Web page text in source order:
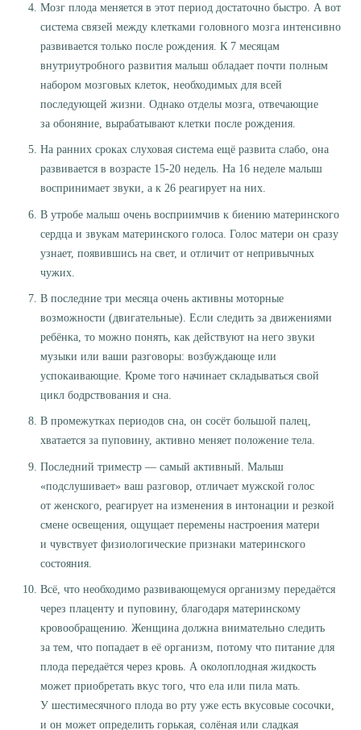
Мозг плода меняется в этот период достаточно быстро. А вот
система связей между клетками головного мозга интенсивно
развивается только после рождения. К 7 месяцам
внутриутробного развития малыш обладает почти полным
набором мозговых клеток, необходимых для всей
последующей жизни. Однако отделы мозга, отвечающие
за обоняние, вырабатывают клетки после рождения.
На ранних сроках слуховая система ещё развита слабо, она
развивается в возрасте 15-20 недель. На 16 неделе малыш
воспринимает звуки, а к 26 реагирует на них.
В утробе малыш очень восприимчив к биению материнского
сердца и звукам материнского голоса. Голос матери он сразу
узнает, появившись на свет, и отличит от непривычных
чужих.
В последние три месяца очень активны моторные
возможности (двигательные). Если следить за движениями
ребёнка, то можно понять, как действуют на него звуки
музыки или ваши разговоры: возбуждающе или
успокаивающие. Кроме того начинает складываться свой
цикл бодрствования и сна.
В промежутках периодов сна, он сосёт большой палец,
хватается за пуповину, активно меняет положение тела.
Последний триместр — самый активный. Малыш
«подслушивает» ваш разговор, отличает мужской голос
от женского, реагирует на изменения в интонации и резкой
смене освещения, ощущает перемены настроения матери
и чувствует физиологические признаки материнского
состояния.
Всё, что необходимо развивающемуся организму передаётся
через плаценту и пуповину, благодаря материнскому
кровообращению. Женщина должна внимательно следить
за тем, что попадает в её организм, потому что питание для
плода передаётся через кровь. А околоплодная жидкость
может приобретать вкус того, что ела или пила мать.
У шестимесячного плода во рту уже есть вкусовые сосочки,
и он может определить горькая, солёная или сладкая